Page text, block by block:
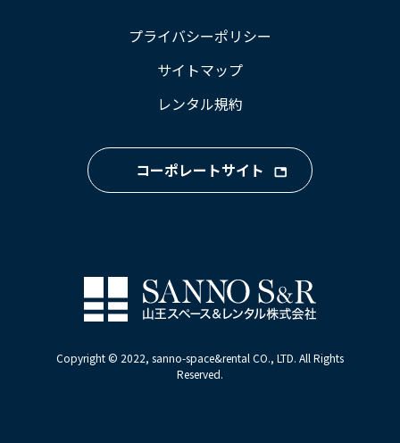
プライバシーポリシー
サイトマップ
レンタル規約
コーポレートサイト
Copyright © 2022, sanno-space&rental CO., LTD. All Rights
Reserved.